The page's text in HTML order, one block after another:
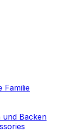
Familie
und Backen